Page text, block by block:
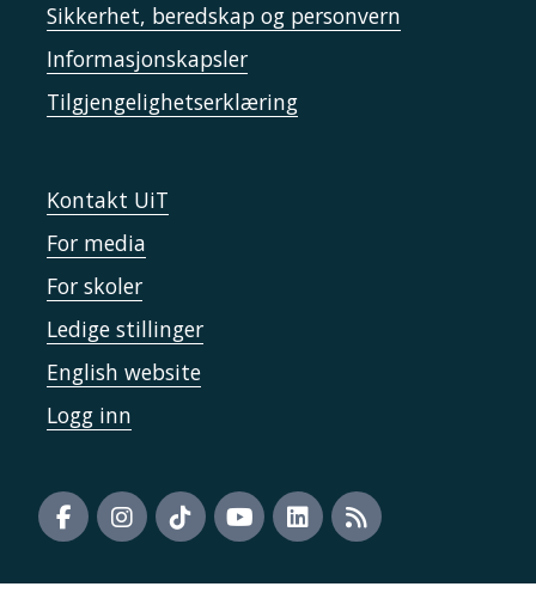
Sikkerhet, beredskap og personvern
Informasjonskapsler
Tilgjengelighetserklæring
Kontakt UiT
For media
For skoler
Ledige stillinger
English website
Logg inn